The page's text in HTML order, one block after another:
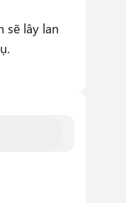
sẽ lây lan